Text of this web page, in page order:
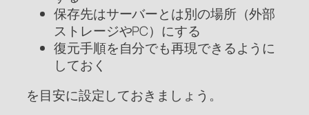
保存先はサーバーとは別の場所（外部
ストレージやPC）にする
復元手順を自分でも再現できるように
しておく
を目安に設定しておきましょう。